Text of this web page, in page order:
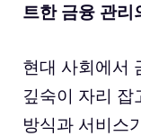
트한 금융 관리
현대 사회에서
깊숙이 자리 잡
방식과 서비스